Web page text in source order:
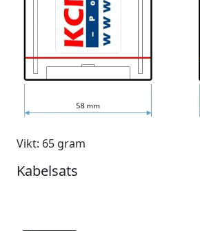
Vikt: 65 gram
Kabelsats